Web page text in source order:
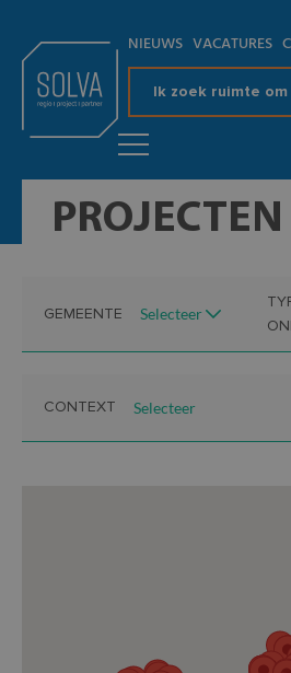
NIEUWS VACATURES
Ik zoek ruimte
PROJECTEN
GEMEENTE
CONTEXT